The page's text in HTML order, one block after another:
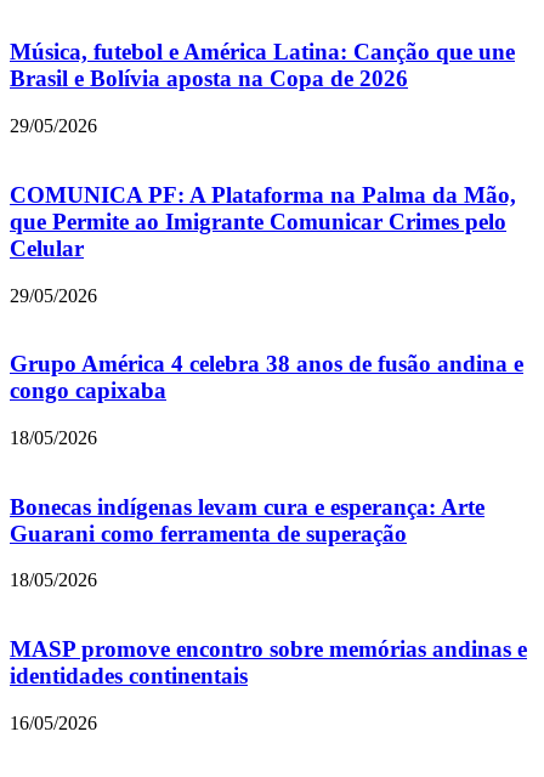
Música, futebol e América Latina: Canção que une
Brasil e Bolívia aposta na Copa de 2026
29/05/2026
COMUNICA PF: A Plataforma na Palma da Mão,
que Permite ao Imigrante Comunicar Crimes pelo
Celular
29/05/2026
Grupo América 4 celebra 38 anos de fusão andina e
congo capixaba
18/05/2026
Bonecas indígenas levam cura e esperança: Arte
Guarani como ferramenta de superação
18/05/2026
MASP promove encontro sobre memórias andinas e
identidades continentais
16/05/2026